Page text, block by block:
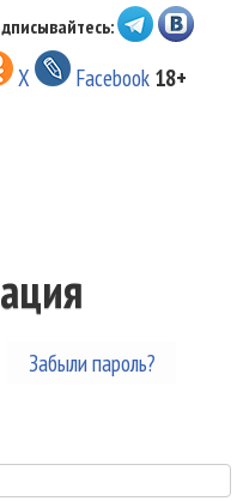
X Facebook 18+
Забыли пароль?